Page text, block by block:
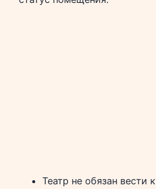
Театр не обязан вести к